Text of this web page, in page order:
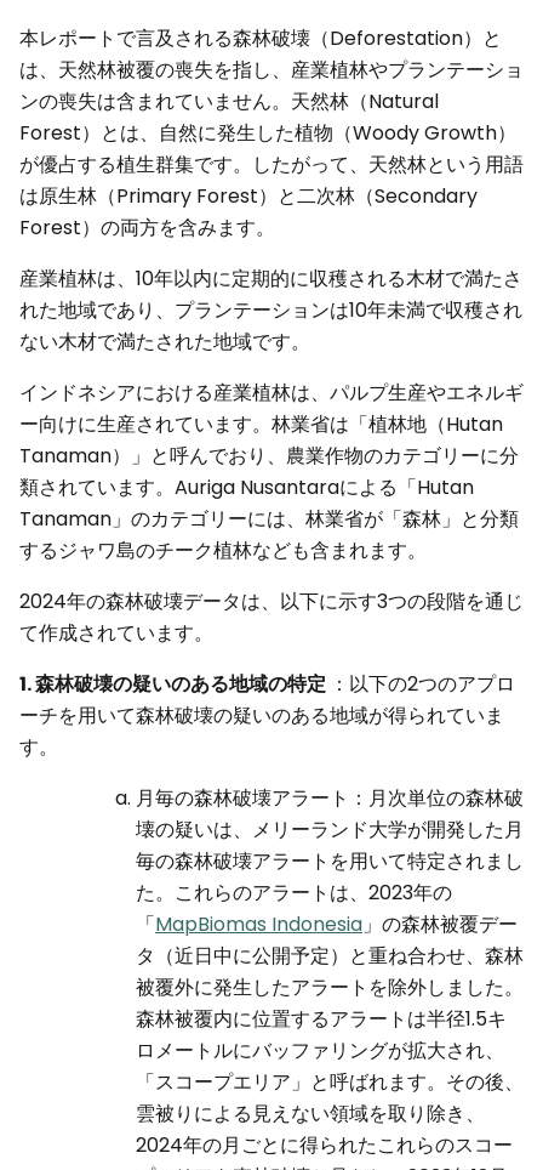
本レポートで言及される森林破壊（Deforestation）と
は、天然林被覆の喪失を指し、産業植林やプランテーショ
ンの喪失は含まれていません。天然林（Natural
Forest）とは、自然に発生した植物（Woody Growth）
が優占する植生群集です。したがって、天然林という用語
は原生林（Primary Forest）と二次林（Secondary
Forest）の両方を含みます。
産業植林は、10年以内に定期的に収穫される木材で満たさ
れた地域であり、プランテーションは10年未満で収穫され
ない木材で満たされた地域です。
インドネシアにおける産業植林は、パルプ生産やエネルギ
ー向けに生産されています。林業省は「植林地（Hutan
Tanaman）」と呼んでおり、農業作物のカテゴリーに分
類されています。Auriga Nusantaraによる「Hutan
Tanaman」のカテゴリーには、林業省が「森林」と分類
するジャワ島のチーク植林なども含まれます。
2024年の森林破壊データは、以下に示す3つの段階を通じ
て作成されています。
1. 森林破壊の疑いのある地域の特定 ：以下の2つのアプロ
ーチを用いて森林破壊の疑いのある地域が得られていま
す。
月毎の森林破壊アラート：月次単位の森林破
壊の疑いは、メリーランド大学が開発した月
毎の森林破壊アラートを用いて特定されまし
た。これらのアラートは、2023年の
「MapBiomas Indonesia」の森林被覆デー
タ（近日中に公開予定）と重ね合わせ、森林
被覆外に発生したアラートを除外しました。
森林被覆内に位置するアラートは半径1.5キ
ロメートルにバッファリングが拡大され、
「スコープエリア」と呼ばれます。その後、
雲被りによる見えない領域を取り除き、
2024年の月ごとに得られたこれらのスコー